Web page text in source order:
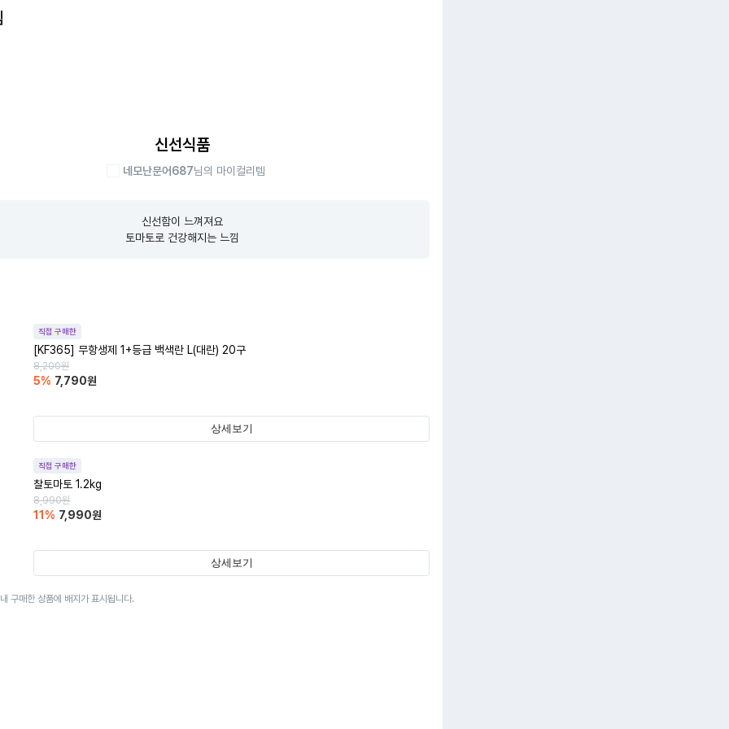
신선식품
네모난문어687님의 마이컬리템
신선함이 느껴져요
토마토로 건강해지는 느낌
직접 구매한
[KF365] 무항생제 1+등급 백색란 L(대란) 20구
8,200원
5% 7,790원
상세보기
직접 구매한
찰토마토 1.2kg
8,990원
11 % 7,990원
상세보기
구매한 상품에 배지가 표시됩니다.